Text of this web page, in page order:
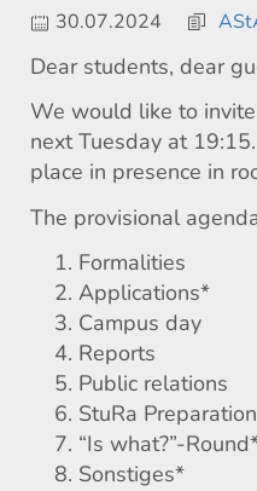
30.07.2024
Dear students, dear
We would like to
next Tuesday at
place in presence in
The provisional
Formalities
Applications*
Campus day
Reports
Public relations
StuRa
“Is what?”-
Sonstiges*